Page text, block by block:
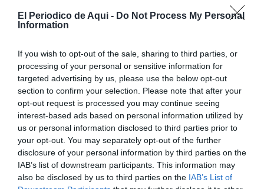
El Periodico de Aqui - Do Not Process My Personal
Information
If you wish to opt-out of the sale, sharing to third parties, or
processing of your personal or sensitive information for
targeted advertising by us, please use the below opt-out
section to confirm your selection. Please note that after your
opt-out request is processed you may continue seeing
interest-based ads based on personal information utilized by
us or personal information disclosed to third parties prior to
your opt-out. You may separately opt-out of the further
disclosure of your personal information by third parties on the
IAB’s list of downstream participants. This information may
also be disclosed by us to third parties on the IAB’s List of
Los trabajos realizados han consistido en el asfaltado
del firme, la construcción y mejora de cunetas y la
el uso y maniobra de autobuses.